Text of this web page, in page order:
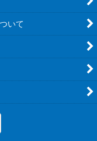
いて